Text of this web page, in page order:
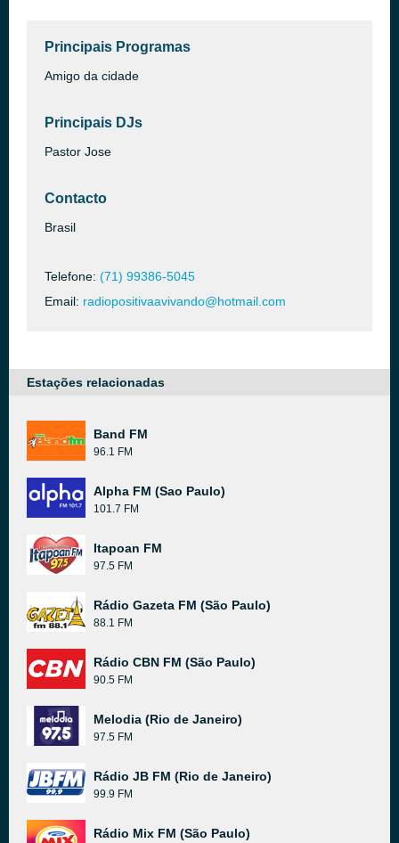
Principais Programas
Amigo da cidade
Principais DJs
Pastor Jose
Contacto
Brasil
Telefone: (71) 99386-5045
Email: radiopositivaavivando@hotmail.com
Estações relacionadas
Band FM
96.1 FM
Alpha FM (Sao Paulo)
101.7 FM
Itapoan FM
97.5 FM
Rádio Gazeta FM (São Paulo)
88.1 FM
Rádio CBN FM (São Paulo)
90.5 FM
Melodia (Rio de Janeiro)
97.5 FM
Rádio JB FM (Rio de Janeiro)
99.9 FM
Rádio Mix FM (São Paulo)